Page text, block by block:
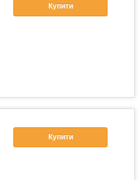
Купити
Купити